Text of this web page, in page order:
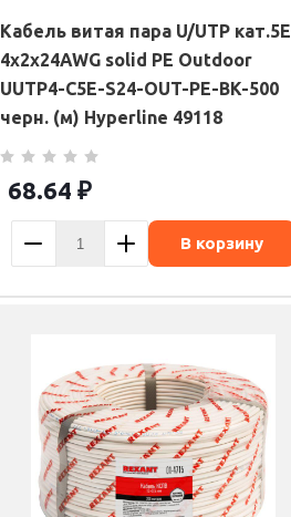
Кабель витая пара U/UTP кат.5E
4х2х24AWG solid PE Outdoor
UUTP4-C5E-S24-OUT-PE-BK-500
черн. (м) Hyperline 49118
68.64 ₽
В корзину